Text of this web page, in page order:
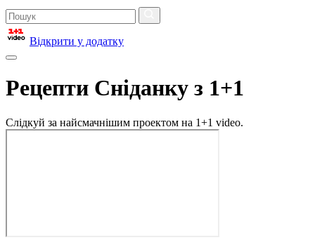
Відкрити у додатку
Рецепти Сніданку з 1+1
Слідкуй за найсмачнішим проектом на 1+1 video.